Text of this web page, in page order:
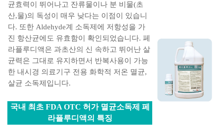
균효력이 뛰어나고 잔류물이나 분 비물(초
산,물)의 독성이 매우 낮다는 이점이 있습니
다. 또한 Aldehyde계 소독제에 저항성을 가
진 항산균에도 유효함이 확인되었습니다. 페
라플루디액은 과초산의 신 속하고 뛰어난 살
균력은 그대로 유지하면서 반복사용이 가능
한 내시경 의료기구 전용 화학적 저온 멸균,
살균 소독제입니다.
국내 최초 FDA OTC 허가 멸균소독제 페
라플루디액의 특징